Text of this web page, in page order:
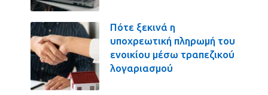
Πότε ξεκινά η
υποχρεωτική πληρωμή του
ενοικίου μέσω τραπεζικού
λογαριασμού